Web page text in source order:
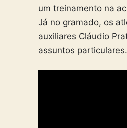
um treinamento na
Já no gramado, os
auxiliares Cláudio
assuntos particulares.